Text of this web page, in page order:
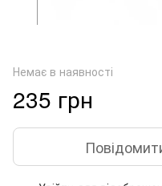
Немає в наявності
235 грн